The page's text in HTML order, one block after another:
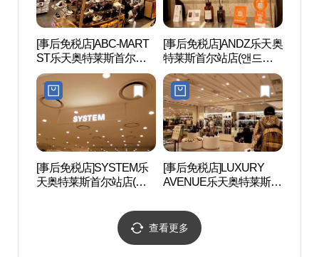
[事后免税店]ABC-MART
ST乐天奥特莱斯首尔站
店(ABC마트 ST 롯데아울
렛 서울역점)
[事后免税店]ANDZ乐天奥
特莱斯首尔站店(앤드지
롯데아울렛 서울역점)
[事后免税店]SYSTEM乐
天奥特莱斯首尔站店(시
[事后免税店]LUXURY
AVENUE乐天奥特莱斯首
데아울렛 서울역점)
查看更多